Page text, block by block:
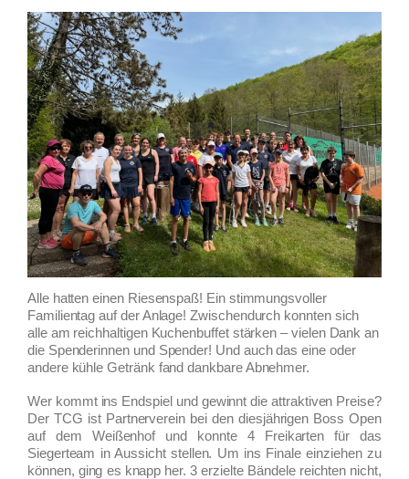
Alle hatten einen Riesenspaß! Ein stimmungsvoller
Familientag auf der Anlage! Zwischendurch konnten sich
alle am reichhaltigen Kuchenbuffet stärken – vielen Dank an
die Spenderinnen und Spender! Und auch das eine oder
andere kühle Getränk fand dankbare Abnehmer.
Wer kommt ins Endspiel und gewinnt die attraktiven Preise?
Der TCG ist Partnerverein bei den diesjährigen Boss Open
auf dem Weißenhof und konnte 4 Freikarten für das
Siegerteam in Aussicht stellen. Um ins Finale einziehen zu
können, ging es knapp her. 3 erzielte Bändele reichten nicht,